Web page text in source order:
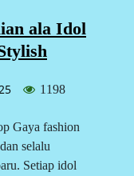
ala Idol
1198
Gaya fashion
selalu
Setiap idol